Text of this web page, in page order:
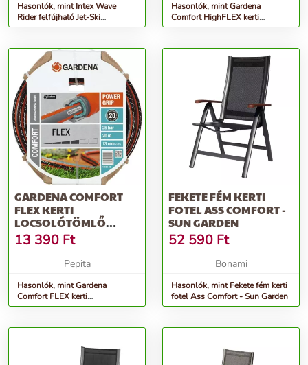
Hasonlók, mint Intex Wave
Rider felfújható Jet-Ski
77x117cm (57520NP)
Hasonlók, mint Gardena
Comfort HighFLEX kerti
Locsolótömlő 3/4&quot; 50 M
GARDENA COMFORT
FLEX KERTI
LOCSOLÓTÖMLŐ
1/2&QUOT; 20 M
13 390 Ft
Pepita
Hasonlók, mint Gardena
Comfort FLEX kerti
Locsolótömlő 1/2&quot; 20 M
FEKETE FÉM KERTI
FOTEL ASS COMFORT -
SUN GARDEN
52 590 Ft
Bonami
Hasonlók, mint Fekete fém kerti
fotel Ass Comfort - Sun Garden